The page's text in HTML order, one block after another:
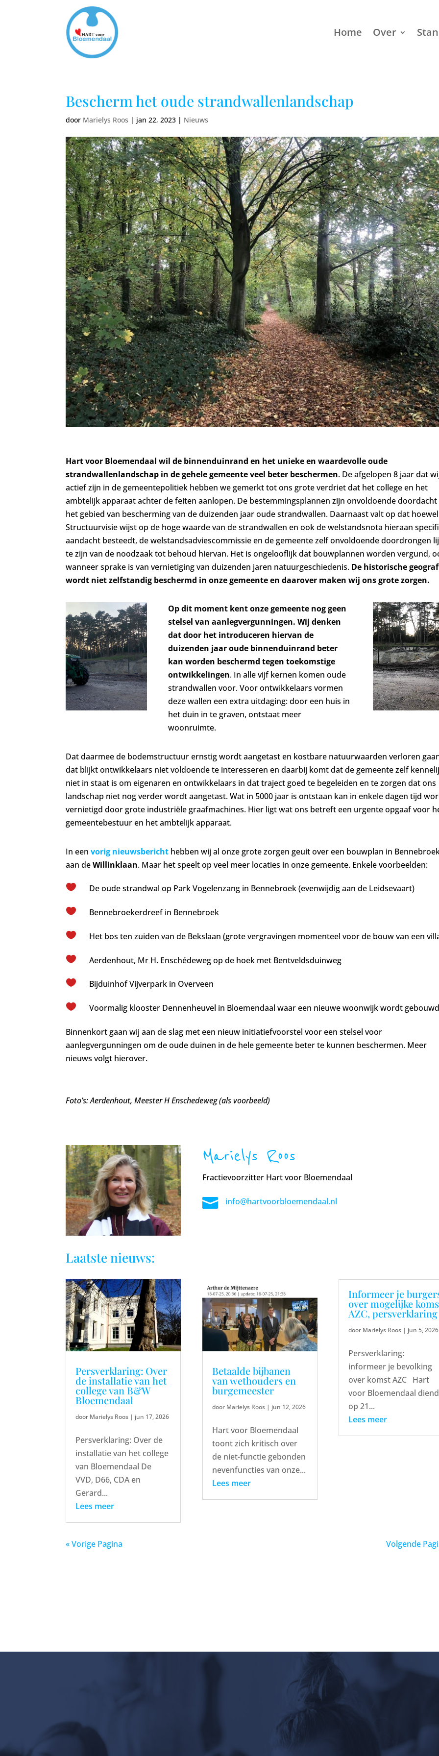
Home Over
Bescherm het oude strandwallenlandschap
door Marielys Roos | jan 22, 2023 | Nieuws
Hart voor Bloemendaal wil de binnenduinrand en het unieke en waardevolle oude
strandwallenlandschap in de gehele gemeente veel beter beschermen. De afgelopen 8 jaar dat
actief zijn in de gemeentepolitiek hebben we gemerkt tot ons grote verdriet dat het college en het
ambtelijk apparaat achter de feiten aanlopen. De bestemmingsplannen zijn onvoldoende
het gebied van bescherming van de duizenden jaar oude strandwallen. Daarnaast valt op dat
Structuurvisie wijst op de hoge waarde van de strandwallen en ook de welstandsnota hieraan
aandacht besteedt, de welstandsadviescommissie en de gemeente zelf onvoldoende doordrongen
te zijn van de noodzaak tot behoud hiervan. Het is ongelooflijk dat bouwplannen worden vergund,
wanneer sprake is van vernietiging van duizenden jaren natuurgeschiedenis. De historische
wordt niet zelfstandig beschermd in onze gemeente en daarover maken wij ons grote zorgen.
Op dit moment kent onze gemeente nog geen
stelsel van aanlegvergunningen. Wij denken
dat door het introduceren hiervan de
duizenden jaar oude binnenduinrand beter
kan worden beschermd tegen toekomstige
ontwikkelingen. In alle vijf kernen komen oude
strandwallen voor. Voor ontwikkelaars vormen
deze wallen een extra uitdaging: door een huis in
het duin in te graven, ontstaat meer
woonruimte.
Dat daarmee de bodemstructuur ernstig wordt aangetast en kostbare natuurwaarden verloren
dat blijkt ontwikkelaars niet voldoende te interesseren en daarbij komt dat de gemeente zelf
niet in staat is om eigenaren en ontwikkelaars in dat traject goed te begeleiden en te zorgen dat ons
landschap niet nog verder wordt aangetast. Wat in 5000 jaar is ontstaan kan in enkele dagen tijd
vernietigd door grote industriële graafmachines. Hier ligt wat ons betreft een urgente opgaaf voor
gemeentebestuur en het ambtelijk apparaat.
In eenvorig nieuwsbericht hebben wij al onze grote zorgen geuit over een bouwplan in
aan deWillinklaan. Maar het speelt op veel meer locaties in onze gemeente. Enkele voorbeelden:
 De oude strandwal op Park Vogelenzang in Bennebroek (evenwijdig aan de Leidsevaart)
 Bennebroekerdreef in Bennebroek
 Het bos ten zuiden van de Bekslaan (grote vergravingen momenteel voor de bouw van een
 Aerdenhout, Mr H. Enschédeweg op de hoek met Bentveldsduinweg
 Bijduinhof Vijverpark in Overveen
 Voormalig klooster Dennenheuvel in Bloemendaal waar een nieuwe woonwijk wordt
Binnenkort gaan wij aan de slag met een nieuw initiatiefvoorstel voor een stelsel voor
aanlegvergunningen om de oude duinen in de hele gemeente beter te kunnen beschermen. Meer
nieuws volgt hierover.
Foto’s: Aerdenhout, Meester H Enschedeweg (als voorbeeld)
Marielys Roos
Fractievoorzitter Hart voor Bloemendaal
 info@hartvoorbloemendaal.nl
Laatste nieuws:
Persverklaring: Over
de installatie van het
college van B&W
Bloemendaal
door Marielys Roos | jun 17, 2026
Persverklaring: Over de
installatie van het college
van Bloemendaal De
VVD, D66, CDA en
Gerard...
Lees meer
Betaalde bijbanen
van wethouders en
burgemeester
door Marielys Roos| jun 12, 2026
Hart voor Bloemendaal
toont zich kritisch over
de niet-functie gebonden
nevenfuncties van onze...
Lees meer
Informeer je
over mogelijke
AZC, persverklaring
door Marielys Roos | jun 5, 2026
Persverklaring:
informeer je bevolking
over komst AZC Hart
voor Bloemendaal
op 21...
Lees meer
« Vorige Pagina Volgende